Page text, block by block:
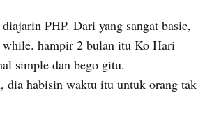
PHP. Dari yang sangat basic,
hampir 2 bulan itu Ko Hari
simple dan bego gitu.
dia habisin waktu itu untuk orang tak